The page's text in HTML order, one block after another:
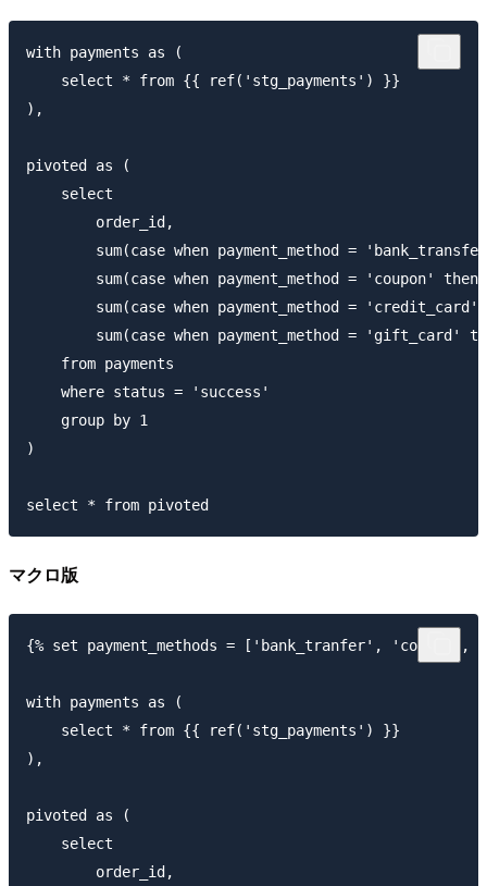
with payments as (
    select * from {{ ref('stg_payments') }}
),
pivoted as (
    select
        order_id,
sum(case when payment_method =
sum(case when payment_method = 'coupon'
sum(case when payment_method =
sum(case when payment_method = 'gift_card'
    from payments
    where status = 'success'
    group by 1
)
マクロ版
{% set payment_methods = ['bank_tranfer',
with payments as (
    select * from {{ ref('stg_payments') }}
),
pivoted as (
    select
        order_id,